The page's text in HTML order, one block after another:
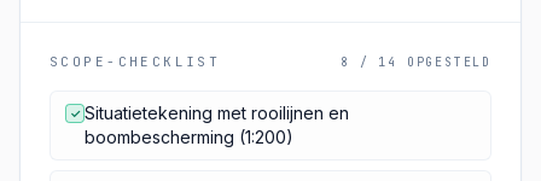
SCOPE-CHECKLIST 8 / 14 OPGESTELD
✓ Situatietekening met rooilijnen en
boombescherming (1:200)